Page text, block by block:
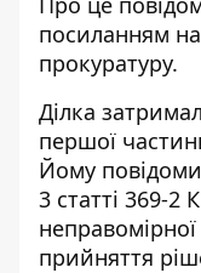
посиланням на
прокуратуру.
Ділка
першої
Йому
3 статті 369-
прийняття